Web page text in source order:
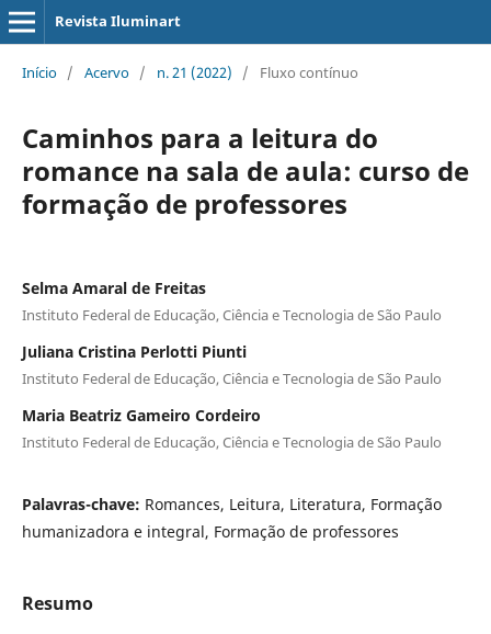
Revista Iluminart
Início / Acervo / n. 21 (2022) / Fluxo contínuo
Caminhos para a leitura do
romance na sala de aula: curso de
formação de professores
Selma Amaral de Freitas
Instituto Federal de Educação, Ciência e Tecnologia de São Paulo
Juliana Cristina Perlotti Piunti
Instituto Federal de Educação, Ciência e Tecnologia de São Paulo
Maria Beatriz Gameiro Cordeiro
Instituto Federal de Educação, Ciência e Tecnologia de São Paulo
Palavras-chave: Romances, Leitura, Literatura, Formação
humanizadora e integral, Formação de professores
Resumo